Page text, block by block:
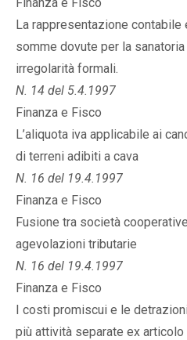
La rappresentazione
somme dovute per la
irregolarità formali.
N. 14 del 5.4.1997
Finanza e Fisco
L’aliquota iva applicabile ai
di terreni adibiti a cava
N. 16 del 19.4.1997
Finanza e Fisco
Fusione tra società
agevolazioni tributarie
N. 16 del 19.4.1997
Finanza e Fisco
I costi promiscui e le
più attività separate ex articolo